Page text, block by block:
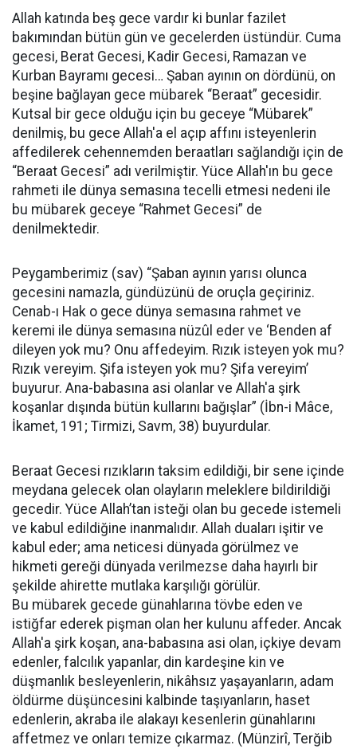
Allah katında beş gece vardır ki bunlar fazilet
bakımından bütün gün ve gecelerden üstündür. Cuma
gecesi, Berat Gecesi, Kadir Gecesi, Ramazan ve
Kurban Bayramı gecesi… Şaban ayının on dördünü, on
beşine bağlayan gece mübarek “Beraat” gecesidir.
Kutsal bir gece olduğu için bu geceye “Mübarek”
denilmiş, bu gece Allah'a el açıp affını isteyenlerin
affedilerek cehennemden beraatları sağlandığı için de
“Beraat Gecesi” adı verilmiştir. Yüce Allah'ın bu gece
rahmeti ile dünya semasına tecelli etmesi nedeni ile
bu mübarek geceye “Rahmet Gecesi” de
denilmektedir.
Peygamberimiz (sav) “Şaban ayının yarısı olunca
gecesini namazla, gündüzünü de oruçla geçiriniz.
Cenab-ı Hak o gece dünya semasına rahmet ve
keremi ile dünya semasına nüzûl eder ve ‘Benden af
dileyen yok mu? Onu affedeyim. Rızık isteyen yok mu?
Rızık vereyim. Şifa isteyen yok mu? Şifa vereyim’
buyurur. Ana-babasına asi olanlar ve Allah'a şirk
koşanlar dışında bütün kullarını bağışlar” (İbn-i Mâce,
İkamet, 191; Tirmizi, Savm, 38) buyurdular.
Beraat Gecesi rızıkların taksim edildiği, bir sene içinde
meydana gelecek olan olayların meleklere bildirildiği
gecedir. Yüce Allah’tan isteği olan bu gecede istemeli
ve kabul edildiğine inanmalıdır. Allah duaları işitir ve
kabul eder; ama neticesi dünyada görülmez ve
hikmeti gereği dünyada verilmezse daha hayırlı bir
şekilde ahirette mutlaka karşılığı görülür.
Bu mübarek gecede günahlarına tövbe eden ve
istiğfar ederek pişman olan her kulunu affeder. Ancak
Allah'a şirk koşan, ana-babasına asi olan, içkiye devam
edenler, falcılık yapanlar, din kardeşine kin ve
düşmanlık besleyenlerin, nikâhsız yaşayanların, adam
öldürme düşüncesini kalbinde taşıyanların, haset
edenlerin, akraba ile alakayı kesenlerin günahlarını
affetmez ve onları temize çıkarmaz. (Münzirî, Terğib